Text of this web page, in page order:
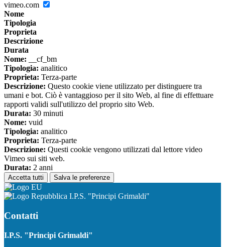
vimeo.com
Nome
Tipologia
Proprieta
Descrizione
Durata
Nome: __cf_bm
Tipologia: analitico
Proprieta: Terza-parte
Descrizione: Questo cookie viene utilizzato per distinguere tra
umani e bot. Ciò è vantaggioso per il sito Web, al fine di effettuare
rapporti validi sull'utilizzo del proprio sito Web.
Durata: 30 minuti
Nome: vuid
Tipologia: analitico
Proprieta: Terza-parte
Descrizione: Questi cookie vengono utilizzati dal lettore video
Vimeo sui siti web.
Durata: 2 anni
Accetta tutti Salva le preferenze
I.P.S. "Principi Grimaldi"
Contatti
I.P.S. "Principi Grimaldi"